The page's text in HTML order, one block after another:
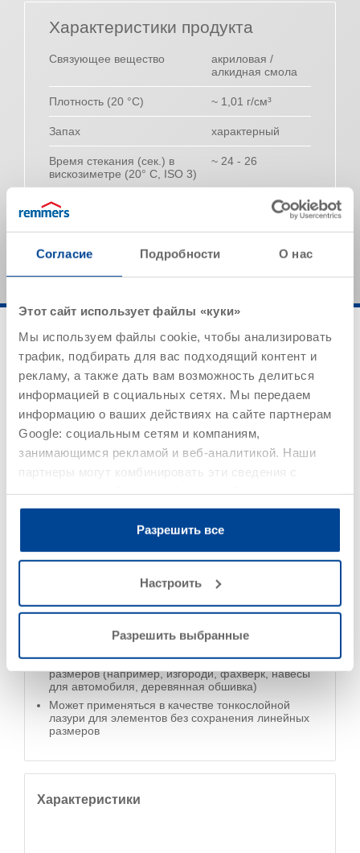
Согласие Подробности О нас
Этот сайт использует файлы «куки»
Мы используем файлы cookie, чтобы анализировать
трафик, подбирать для вас подходящий контент и
рекламу, а также дать вам возможность делиться
информацией в социальных сетях. Мы передаем
информацию о ваших действиях на сайте партнерам
Google: социальным сетям и компаниям,
занимающимся рекламой и веб-аналитикой. Наши
партнеры могут комбинировать эти сведения с
данными, которые они получили при использовании
Разрешить все
Настроить
Разрешить выбранные
Характеристики продукта
Связующее вещество
акриловая /
алкидная смола
Плотность (20 °C) ~ 1,01 г/см³
Запах характерный
Время стекания (сек.) в
вискозиметре (20° C, ISO 3)
~ 24 - 26
Указанные значения представляют собой типичные
характеристики продукта и не могут рассматриваться
Область применения
Древесина вне помещений
Хвойная и лиственная древесина
Деревянные элементы с постоянным сохранением
включая их внутренние поверхности)
Деревянные элементы с ограниченным
сохранением линейных размеров (например,
оконные ставни, профилированные материалы,
садовые дома)
Деревянные элементы без сохранения линейных
размеров (например, изгороди, фахверк, навесы
для автомобиля, деревянная обшивка)
Может применяться в качестве тонкослойной
лазури для элементов без сохранения линейных
размеров
Характеристики